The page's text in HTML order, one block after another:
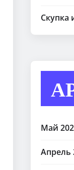
Скупка
Май
Апрель